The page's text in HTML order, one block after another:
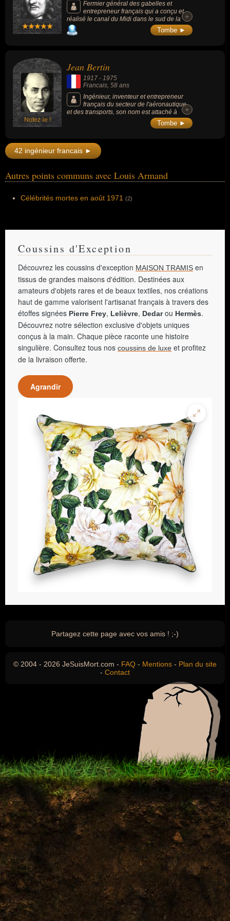
Fermier général des gabelles et
entrepreneur français qui a conçu et
réalisé le canal du Midi dans le sud de la
France entre la Garonne et la mer
Méditerranée.
+
Tombe ►
Notez-le !
Jean Bertin
1917 - 1975
Francais , 58 ans
Ingénieur, inventeur et entrepreneur
français du secteur de l'aéronautique
et des transports, son nom est attaché à
l'invention de l'aérotrain, mais il est
également un inventeur prolifique dans le
l'aéronautique (163 brevets) et un acteur
majeur de la recherche de pointe de l'après-
guerre en France. La société Bertin et Cie
le nom de PME Bertin Technologies.
+
Tombe ►
42 ingénieur francais ►
Autres points communs avec Louis Armand
Célébrités mortes en août 1971 (2)
Coussins d'Exception
Découvrez les coussins d'exception MAISON TRAMIS en
tissus de grandes maisons d'édition. Destinées aux
amateurs d'objets rares et de beaux textiles, nos créations
haut de gamme valorisent l'artisanat français à travers des
étoffes signées Pierre Frey, Lelièvre, Dedarou Hermès.
Découvrez notre sélection exclusive d'objets uniques
conçus à la main. Chaque pièce raconte une histoire
singulière. Consultez tous nos coussins de luxe et profitez
de la livraison offerte.
Agrandir
Partagez cette page avec vos amis ! ;-)
© 2004 - 2026 JeSuisMort.com - FAQ - Mentions - Plan du site
- Contact